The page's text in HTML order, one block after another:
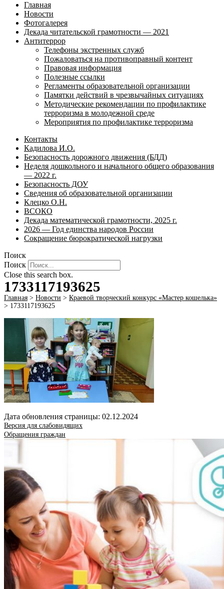
Главная
Новости
Фотогалерея
Декада читательской грамотности — 2021
Антитеррор
Телефоны экстренных служб
Пожаловаться на противоправный контент
Правовая информация
Полезные ссылки
Регламенты образовательной организации
Памятки действий в чрезвычайных ситуациях
Методические рекомендации по профилактике
терроризма в молодежной среде
Мероприятия по профилактике терроризма
Контакты
Кадилова И.О.
Безопасность дорожного движения (БДД)
Неделя дошкольного и начального общего образования
— 2022 г.
Безопасность ДОУ
Сведения об образовательной организации
Клецко О.Н.
ВСОКО
Декада математической грамотности, 2025 г.
2026 — Год единства народов России
Сокращение бюрократической нагрузки
Поиск
Поиск
Close this search box.
1733117193625
Главная > Новости > Краевой творческий конкурс «Мастер кошелька»
> 1733117193625
Дата обновления страницы: 02.12.2024
Версия для слабовидящих
Обращения граждан